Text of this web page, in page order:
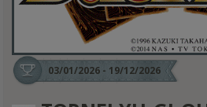
03/01/2026 - 19/12/2026